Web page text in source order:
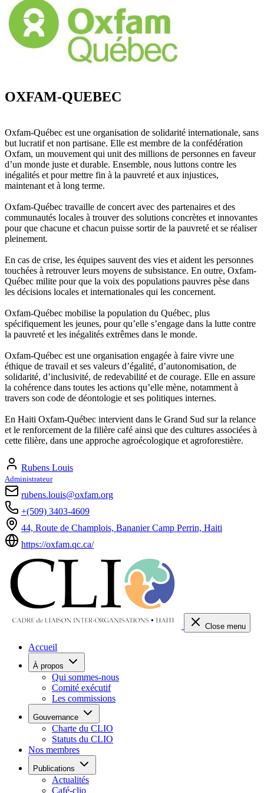
OXFAM-QUEBEC
Oxfam-Québec est une organisation de solidarité internationale, sans
but lucratif et non partisane. Elle est membre de la confédération
Oxfam, un mouvement qui unit des millions de personnes en faveur
d’un monde juste et durable. Ensemble, nous luttons contre les
inégalités et pour mettre fin à la pauvreté et aux injustices,
maintenant et à long terme.
Oxfam-Québec travaille de concert avec des partenaires et des
communautés locales à trouver des solutions concrètes et innovantes
pour que chacune et chacun puisse sortir de la pauvreté et se réaliser
pleinement.
En cas de crise, les équipes sauvent des vies et aident les personnes
touchées à retrouver leurs moyens de subsistance. En outre, Oxfam-
Québec milite pour que la voix des populations pauvres pèse dans
les décisions locales et internationales qui les concernent.
Oxfam-Québec mobilise la population du Québec, plus
spécifiquement les jeunes, pour qu’elle s’engage dans la lutte contre
la pauvreté et les inégalités extrêmes dans le monde.
Oxfam-Québec est une organisation engagée à faire vivre une
éthique de travail et ses valeurs d’égalité, d’autonomisation, de
solidarité, d’inclusivité, de redevabilité et de courage. Elle en assure
la cohérence dans toutes les actions qu’elle mène, notamment à
travers son code de déontologie et ses politiques internes.
En Haiti Oxfam-Québec intervient dans le Grand Sud sur la relance
et le renforcement de la filière café ainsi que des cultures associées à
cette filière, dans une approche agroécologique et agroforestière.
Rubens Louis
Administrateur
rubens.louis@oxfam.org
+(509) 3403-4609
44, Route de Champlois, Bananier Camp Perrin, Haiti
https://oxfam.qc.ca/
Close menu
Accueil
À propos
Qui sommes-nous
Comité exécutif
Les commissions
Gouvernance
Charte du CLIO
Statuts du CLIO
Nos membres
Publications
Actualités
Café-clio